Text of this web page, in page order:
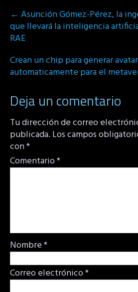
Post
navigation
← Asunción Gómez-Pérez, la
que llevará la inteligencia
RAE
Crean un chip para generar
automaticamente para el
Deja un comentario
Tu dirección de correo
publicada. Los campos
con*
Comentario*
Nombre*
Correo electrónico*